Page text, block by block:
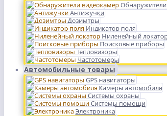
Антижучки
Дозимтры
Индикатор поля
Ниленейный
Поисковые приборы
Тепловизоры
Частотомеры
Автомобильные товары
GPS навигаторы
Камеры автомобиля
Системы охраны
Системы помощи
Электроника